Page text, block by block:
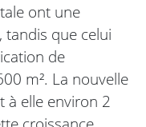
ont une
tandis que celui
de
m². La nouvelle
à elle environ 2